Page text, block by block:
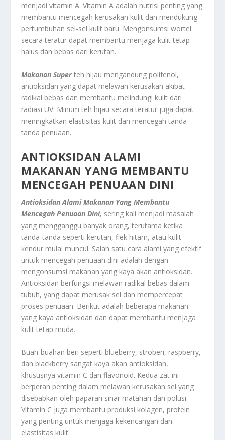
menjadi vitamin A. Vitamin A adalah nutrisi penting yang
membantu mencegah kerusakan kulit dan mendukung
pertumbuhan sel-sel kulit baru. Mengonsumsi wortel
secara teratur dapat membantu menjaga kulit tetap
halus dan bebas dari kerutan.
Makanan Superteh hijau mengandung polifenol,
antioksidan yang dapat melawan kerusakan akibat
radikal bebas dan membantu melindungi kulit dari
radiasi UV. Minum teh hijau secara teratur juga dapat
meningkatkan elastisitas kulit dan mencegah tanda-
tanda penuaan.
ANTIOKSIDAN ALAMI
MAKANAN YANG MEMBANTU
MENCEGAH PENUAAN DINI
Antioksidan Alami Makanan Yang Membantu
Mencegah Penuaan Dini, sering kali menjadi masalah
yang mengganggu banyak orang, terutama ketika
tanda-tanda seperti kerutan, flek hitam, atau kulit
kendur mulai muncul. Salah satu cara alami yang efektif
untuk mencegah penuaan dini adalah dengan
mengonsumsi makanan yang kaya akan antioksidan.
Antioksidan berfungsi melawan radikal bebas dalam
tubuh, yang dapat merusak sel dan mempercepat
proses penuaan. Berikut adalah beberapa makanan
yang kaya antioksidan dan dapat membantu menjaga
kulit tetap muda.
Buah-buahan beri seperti blueberry, stroberi, raspberry,
dan blackberry sangat kaya akan antioksidan,
khususnya vitamin C dan flavonoid. Kedua zat ini
berperan penting dalam melawan kerusakan sel yang
disebabkan oleh paparan sinar matahari dan polusi.
Vitamin C juga membantu produksi kolagen, protein
yang penting untuk menjaga kekencangan dan
elastisitas kulit.